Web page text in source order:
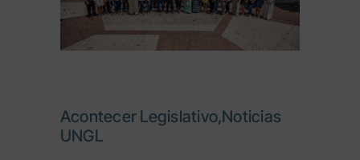
Acontecer Legislativo,Noticias
UNGL